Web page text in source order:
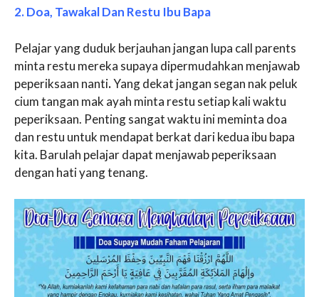
2. Doa, Tawakal Dan Restu Ibu Bapa
Pelajar yang duduk berjauhan jangan lupa call parents
minta restu mereka supaya dipermudahkan menjawab
peperiksaan nanti.Yang dekat jangan segan nak peluk
cium tangan mak ayah minta restu setiap kali waktu
peperiksaan. Penting sangat waktu ini meminta doa
dan restu untuk mendapat berkat dari kedua ibu bapa
kita. Barulah pelajar dapat menjawab peperiksaan
dengan hati yang tenang.